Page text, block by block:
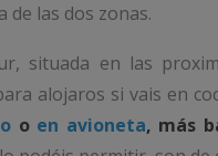
de las dos zonas.
situada en las
alojaros si vais en
o en avioneta, más